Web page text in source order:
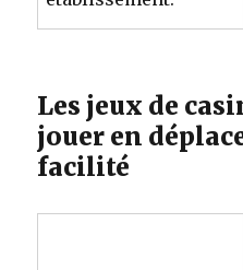
Les jeux de
jouer en
facilité